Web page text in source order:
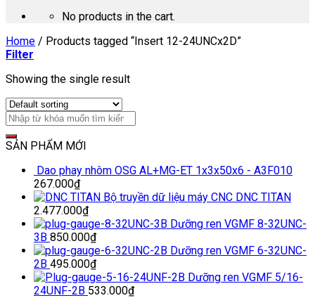
No products in the cart.
Home / Products tagged “Insert 12-24UNCx2D”
Filter
Showing the single result
SẢN PHẨM MỚI
Dao phay nhôm OSG AL+MG-ET 1x3x50x6 - A3F010
267.000₫
Bộ truyền dữ liệu máy CNC DNC TITAN
2.477.000₫
Dưỡng ren VGMF 8-32UNC-
3B 850.000₫
Dưỡng ren VGMF 6-32UNC-
2B 495.000₫
Dưỡng ren VGMF 5/16-
24UNF-2B 533.000₫